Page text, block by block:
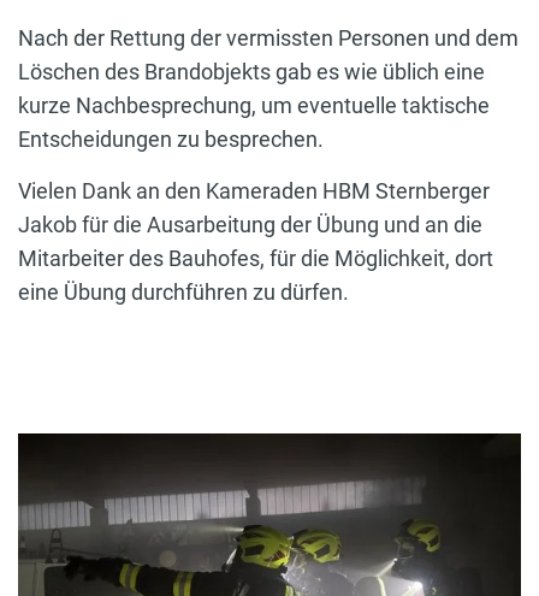
Nach der Rettung der vermissten Personen und dem
Löschen des Brandobjekts gab es wie üblich eine
kurze Nachbesprechung, um eventuelle taktische
Entscheidungen zu besprechen.
Vielen Dank an den Kameraden HBM Sternberger
Jakob für die Ausarbeitung der Übung und an die
Mitarbeiter des Bauhofes, für die Möglichkeit, dort
eine Übung durchführen zu dürfen.